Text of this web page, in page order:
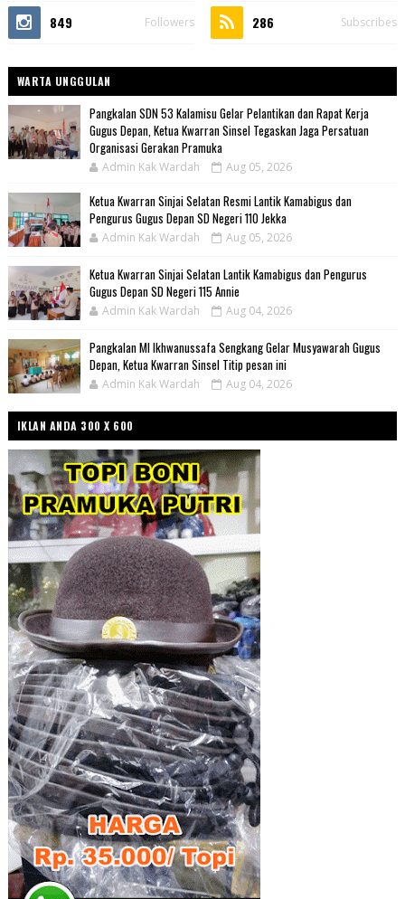
849 Followers 286 Subscribes
WARTA UNGGULAN
Pangkalan SDN 53 Kalamisu Gelar Pelantikan dan Rapat Kerja
Gugus Depan, Ketua Kwarran Sinsel Tegaskan Jaga Persatuan
Organisasi Gerakan Pramuka
Admin Kak Wardah Aug 05, 2026
Ketua Kwarran Sinjai Selatan Resmi Lantik Kamabigus dan
Pengurus Gugus Depan SD Negeri 110 Jekka
Admin Kak Wardah Aug 05, 2026
Ketua Kwarran Sinjai Selatan Lantik Kamabigus dan Pengurus
Gugus Depan SD Negeri 115 Annie
Admin Kak Wardah Aug 04, 2026
Pangkalan MI Ikhwanussafa Sengkang Gelar Musyawarah Gugus
Depan, Ketua Kwarran Sinsel Titip pesan ini
Admin Kak Wardah Aug 04, 2026
IKLAN ANDA 300 X 600